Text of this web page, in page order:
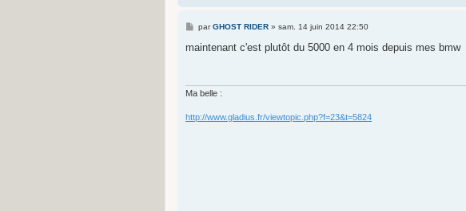
M
s
parGHOST RIDER» sam. 14 juin 2014 22:50
maintenant c'est plutôt du 5000 en 4 mois depuis mes bmw
Ma belle :
http://www.gladius.fr/viewtopic.php?f=23&t=5824